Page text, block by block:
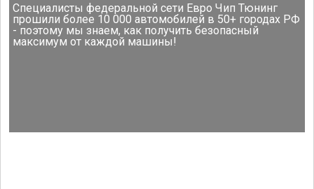
Специалисты федеральной сети Евро Чип Тюнинг
прошили более 10 000 автомобилей в 50+ городах РФ
- поэтому мы знаем, как получить безопасный
максимум от каждой машины!